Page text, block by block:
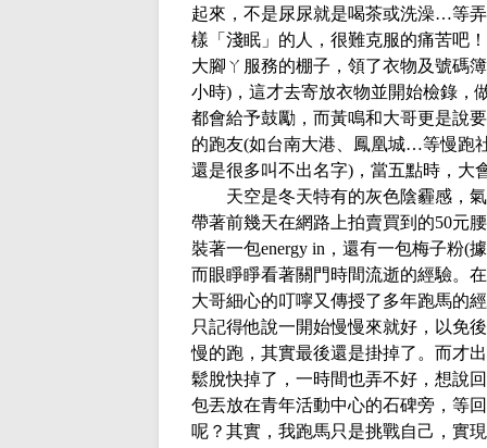
起來，不是尿尿就是喝茶或洗澡…等
樣「淺眠」的人，很難克服的痛苦吧
大腳ㄚ服務的棚子，領了衣物及號碼
小時) ，這才去寄放衣物並開始檢錄
都會給予鼓勵，而黃鳴和大哥更是說
的跑友(如台南大港、鳳凰城…等慢跑
還是很多叫不出名字) ，當五點時，
天空是冬天特有的灰色陰霾感，
帶著前幾天在網路上拍賣買到的50元
裝著一包energy in ，還有一包梅子粉(
而眼睜睜看著關門時間流逝的經驗。
大哥細心的叮嚀又傳授了多年跑馬的
只記得他說一開始慢慢來就好，以免
慢的跑，其實最後還是掛掉了。而才
鬆脫快掉了，一時間也弄不好，想說
包丟放在青年活動中心的石碑旁，等
呢？其實，我跑馬只是挑戰自己，實